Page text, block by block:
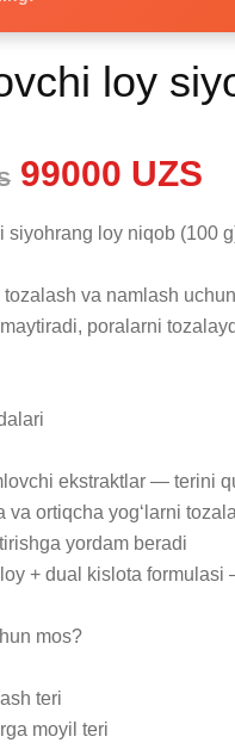
loy
99000 UZS
siyohrang loy niqob (100
tozalash va namlash
poralarni
ekstraktlar — terini
va ortiqcha yog‘larni
yordam beradi
loy + dual kislota
mos?
teri
moyil teri